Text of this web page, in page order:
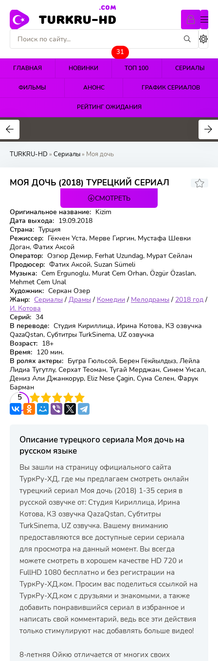
TURKRU-HD
.COM
ГЛАВНАЯ НОВИНКИ
31
ТОП 100 СЕРИАЛЫ
ФИЛЬМЫ АНОНС ГРАФИК СЕРИАЛОВ
РЕЙТИНГ ОЖИДАНИЯ
4.4
TURKRU-HD » Сериалы» Моя дочь
МОЯ ДОЧЬ (2018) ТУРЕЦКИЙ СЕРИАЛ
8.184 6.6
СМОТРЕТЬ
Оригинальное название: Kizim
Дата выхода: 19.09.2018
Страна: Турция
Режиссер: Гёкчен Уста, Мерве Гиргин, Мустафа Шевки
Доган, Фатих Аксой
Оператор: Озгюр Демир, Ferhat Uzundag, Мурат Сейлан
Продюсер: Фатих Аксой, Suzan Sümeli
Музыка: Cem Ergunoglu, Murat Cem Orhan, Özgür Özaslan,
Mehmet Cem Unal
Художник: Серкан Озер
Жанр: Сериалы / Драмы / Комедии / Мелодрамы / 2018 год /
И. Котова
Серий: 34
В переводе: Студия Кириллица, Ирина Котова, КЗ озвучка
QazaQstan, Субтитры TurkSinema, UZ озвучка
Возраст: 18+
Время: 120 мин.
В ролях актеры: Бугра Гюльсой, Берен Гёкйылдыз, Лейла
Лидиа Тугутлу, Серхат Теоман, Тугай Мерджан, Синем Унсал,
Дениз Али Джанкорур, Eliz Nese Çagin, Суна Селен, Фарук
Барман
5
4 5
Описание турецкого сериала Моя дочь на
русском языке
Вы зашли на страницу официального сайта
ТуркРу-ХД, где мы предлагаем смотреть онлайн
турецкий сериал Моя дочь (2018) 1-35 серия в
русской озвучке от: Студия Кириллица, Ирина
Котова, КЗ озвучка QazaQstan, Субтитры
TurkSinema, UZ озвучка. Вашему вниманию
предоставляются все доступные серии сериала
для просмотра на данный момент. Вы всегда
можете смотреть в хорошем качестве HD 720 и
FullHD 1080 бесплатно и без регистрации на
ТуркРу-ХД.ком. Просим вас поделиться ссылкой на
ТуркРу-ХД.ком с друзьями и знакомыми, а также
добавить понравившийся сериал в избранное и
написать свой комментарий, ведь все эти действия
только стимулируют нас добавлять больше видео!
8-летняя Ойкю отличается от многих своих